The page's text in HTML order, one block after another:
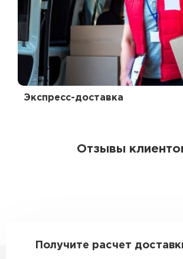
Экспресс-доставка
Отзывы
Получите расчет